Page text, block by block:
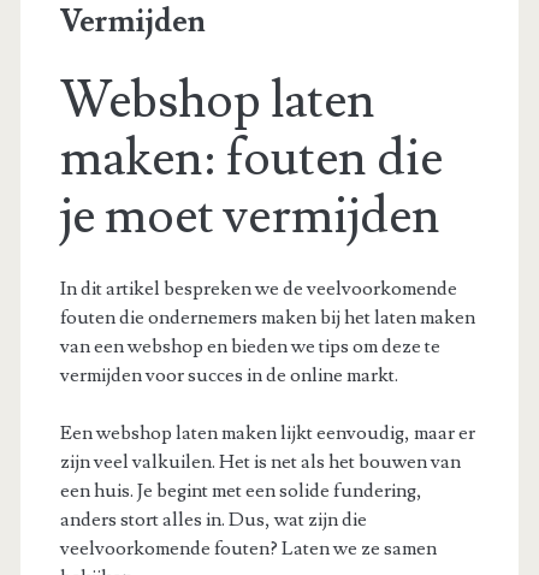
Vermijden
Webshop laten
maken: fouten die
je moet vermijden
In dit artikel bespreken we de veelvoorkomende
fouten die ondernemers maken bij het laten maken
van een webshop en bieden we tips om deze te
vermijden voor succes in de online markt.
Een webshop laten maken lijkt eenvoudig, maar er
zijn veel valkuilen. Het is net als het bouwen van
een huis. Je begint met een solide fundering,
anders stort alles in. Dus, wat zijn die
veelvoorkomende fouten? Laten we ze samen